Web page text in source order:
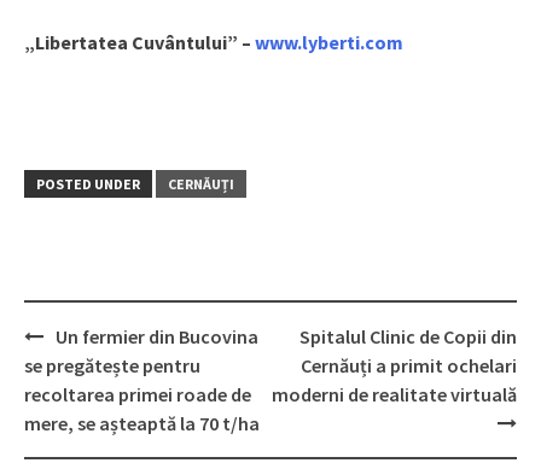
„Libertatea Cuvântului” – www.lyberti.com
POSTED UNDER CERNĂUȚI
Post
navigation
Un fermier din Bucovina
se pregătește pentru
recoltarea primei roade de
mere, se așteaptă la 70 t/ha
Spitalul Clinic de Copii din
Cernăuți a primit ochelari
moderni de realitate virtuală